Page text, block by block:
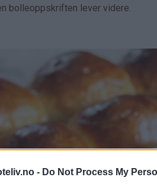
- Do Not Process My
bolleoppskriften lever videre.